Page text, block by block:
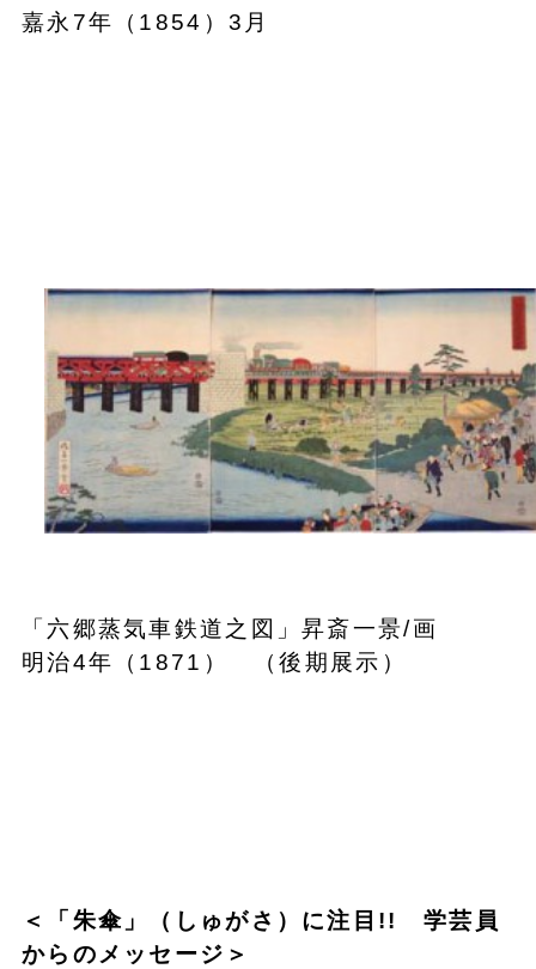
嘉永7年（1854）3月
「六郷蒸気車鉄道之図」昇斎一景/画
明治4年（1871） （後期展示）
＜「朱傘」（しゅがさ）に注目!! 学芸員
からのメッセージ＞